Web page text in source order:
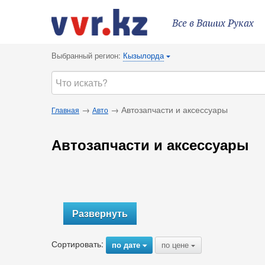
Все в Ваших Руках
Выбранный регион: Кызылорда {
Главная → Авто → Автозапчасти и аксессуары
Автозапчасти и аксессуары
Развернуть
Сортировать: по дате{ по цене {